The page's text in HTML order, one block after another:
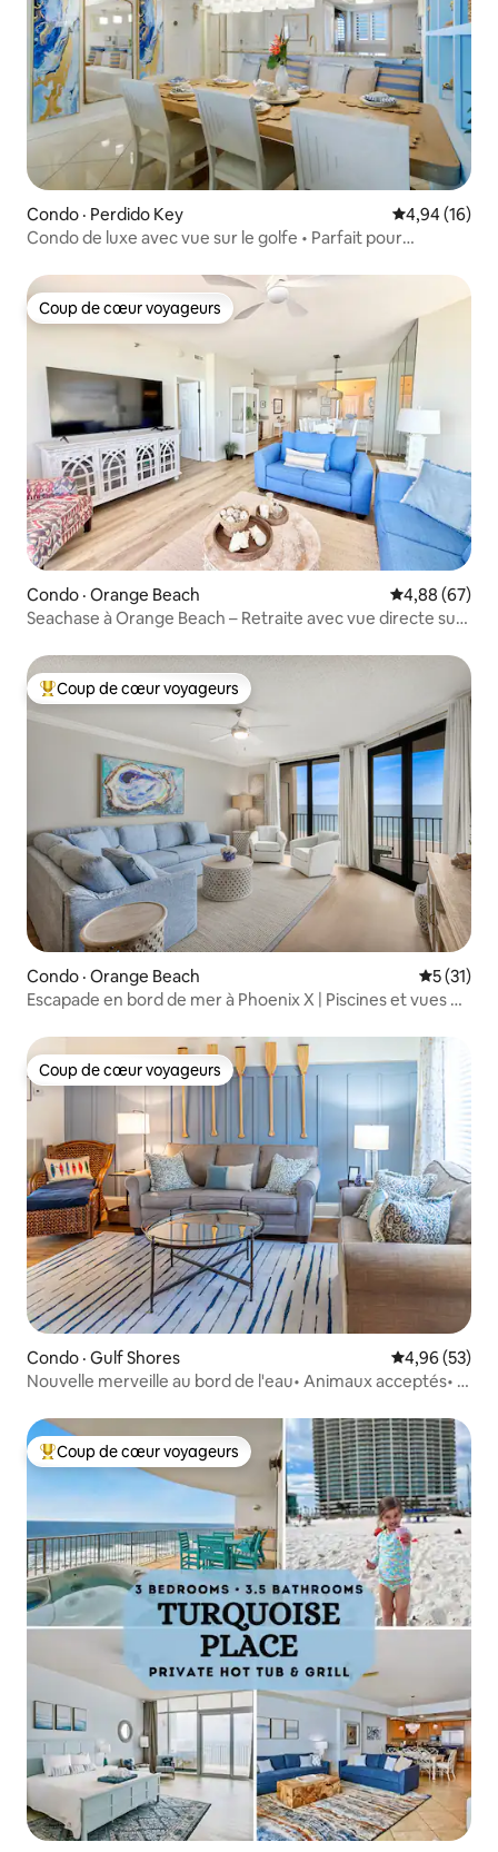
Condo · Perdido Key Note
4,94 (16)
Condo de luxe avec vue sur le golfe • Parfait pour
Coup de cœur voyageurs
Coup de cœur voyageurs
Condo · Orange Beach Note
4,88 (67)
Seachase à Orange Beach – Retraite avec vue directe sur
Coup de cœur voyageurs parmi les plus aimés
Coup de cœur voyageurs
Condo · Orange Beach Note
5 (31)
Escapade en bord de mer à Phoenix X | Piscines et vues du
Coup de cœur voyageurs
Coup de cœur voyageurs
Condo · Gulf Shores Note
4,96 (53)
Nouvelle merveille au bord de l'eau• Animaux acceptés• À
Coup de cœur voyageurs parmi les plus aimés
Coup de cœur voyageurs